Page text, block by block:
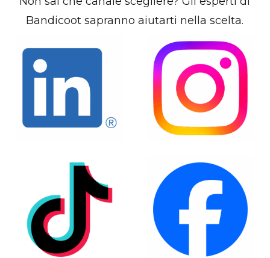
Bandicoot sapranno aiutarti nella scelta.